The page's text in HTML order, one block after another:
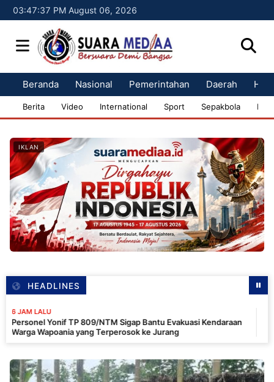
03:47:39 PM August 06, 2026
Beranda Nasional Pemerintahan Daerah
Berita Video International Sport Sepakbola
IKLAN
HEADLINES
TP 809/NTM Sigap Bantu Evakuasi Kendaraan
yang Terperosok ke Jurang